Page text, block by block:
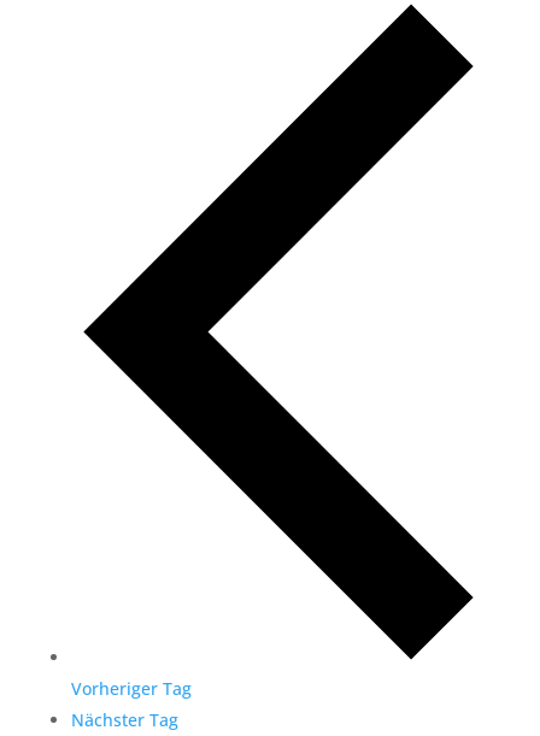
Vorheriger Tag
Nächster Tag